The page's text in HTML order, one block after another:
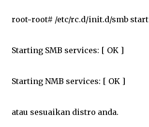
root~root# /etc/rc.d/init.d/smb start
Starting SMB services: [ OK ]
Starting NMB services: [ OK ]
atau sesuaikan distro anda.